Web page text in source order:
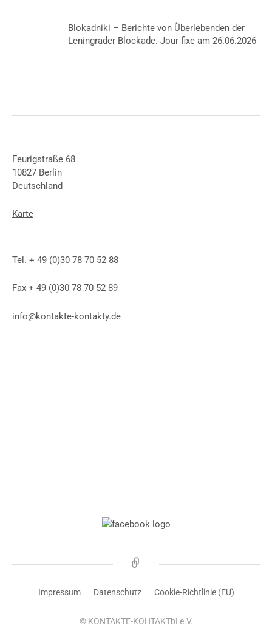
Blokadniki – Berichte von Überlebenden der
Leningrader Blockade. Jour fixe am 26.06.2026
Feurigstraße 68
10827 Berlin
Deutschland
Karte
Tel. + 49 (0)30 78 70 52 88
Fax + 49 (0)30 78 70 52 89
info@kontakte-kontakty.de
Impressum Datenschutz Cookie-Richtlinie (EU)
© KONTAKTE-KOHTAKTbI e.V.